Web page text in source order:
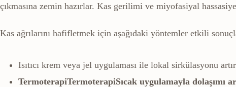
çıkmasına zemin hazırlar. Kas gerilimi ve miyofasiyal
Kas ağrılarını hafifletmek için aşağıdaki yöntemler etkili
Isıtıcı krem veya jel uygulaması ile lokal sirkülasyonu
TermoterapiTermoterapiSıcak uygulamayla dolaşımı